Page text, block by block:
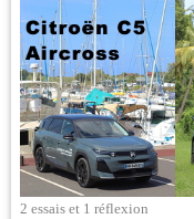
2 essais et 1 réflexion